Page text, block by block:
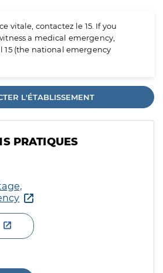
vitale, contactez le 15. If you
a medical emergency,
15 (the national emergency
L'ÉTABLISSEMENT
PRATIQUES